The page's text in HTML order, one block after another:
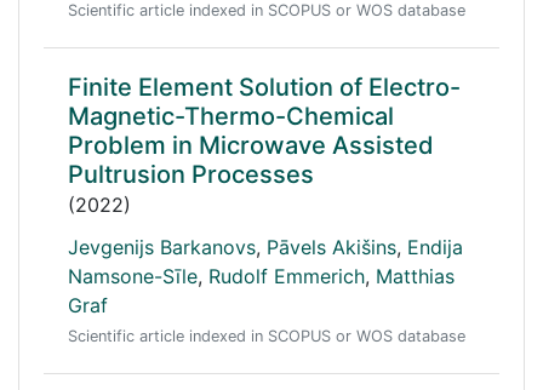
Scientific article indexed in SCOPUS or WOS database
Finite Element Solution of Electro-
Magnetic-Thermo-Chemical
Problem in Microwave Assisted
Pultrusion Processes
(2022)
Jevgenijs Barkanovs, Pāvels Akišins, Endija
Namsone-Sīle, Rudolf Emmerich, Matthias
Graf
Scientific article indexed in SCOPUS or WOS database